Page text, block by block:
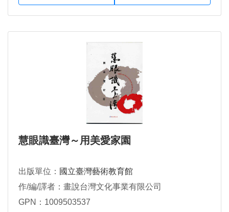
慧眼識臺灣～用美愛家園
出版單位： 國立臺灣藝術教育館
作/編/譯者：畫說台灣文化事業有限公司
GPN：1009503537